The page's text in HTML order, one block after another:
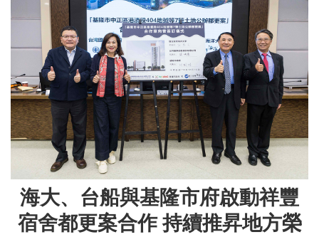
海大、台船與基隆市府啟動祥豐
宿舍都更案合作 持續推昇地方榮